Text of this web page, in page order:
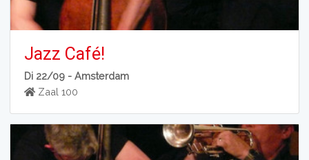
Jazz Café!
Di 22/09 -Amsterdam
Zaal 100